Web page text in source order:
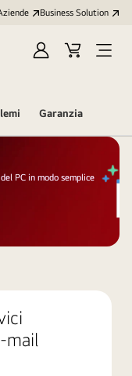
Business Solution
AccediCart
Open
Garanzia
PC in modo semplice
mail